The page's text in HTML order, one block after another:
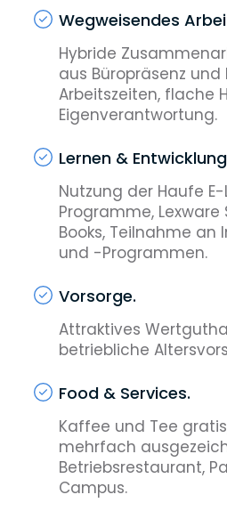
Wegweisendes
Hybride
aus Büropräsenz
Arbeitszeiten, flache
Eigenverantwortung.
Lernen &
Nutzung der Haufe
Programme,
Books, Teilnahme an
und -Programmen.
Vorsorge.
Attraktives
betriebliche
Food & Services.
Kaffee und Tee
mehrfach
Betriebsrestaurant,
Campus.